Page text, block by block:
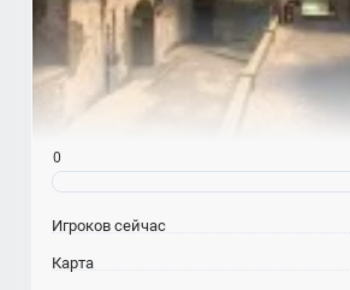
0
Игроков сейчас
Карта